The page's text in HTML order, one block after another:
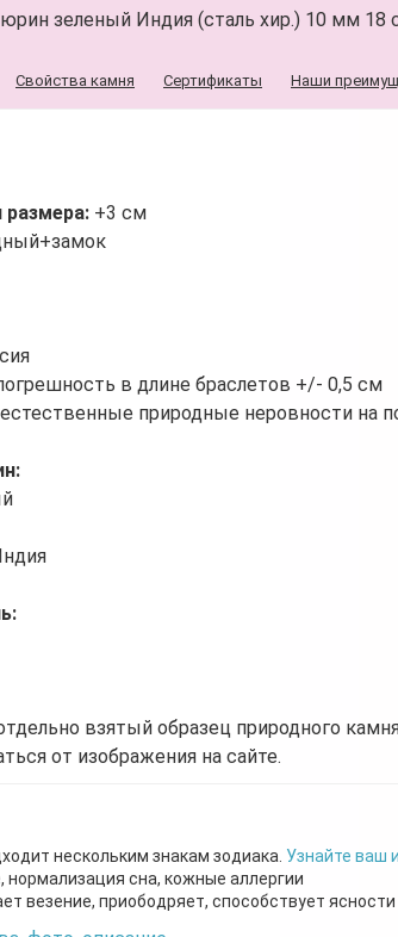
зеленый Индия (сталь хир.) 10 мм 18
Свойства камня Сертификаты Наши
размера: +3 см
в длине браслетов +/- 0,5 см
природные неровности на
взятый образец природного
от изображения на сайте.
нескольким знакам зодиака. Узнайте ваш
нормализация сна, кожные аллергии
везение, приободряет, способствует